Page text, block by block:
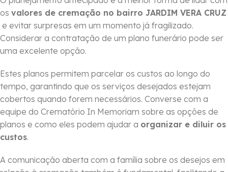
os valores de cremação no bairro JARDIM VERA CRUZ
e evitar surpresas em um momento já fragilizado.
Considerar a contratação de um plano funerário pode ser
uma excelente opção.
Estes planos permitem parcelar os custos ao longo do
tempo, garantindo que os serviços desejados estejam
cobertos quando forem necessários. Converse com a
equipe do Crematório In Memoriam sobre as opções de
planos e como eles podem ajudar a organizar e diluir os
custos.
A comunicação aberta com a família sobre os desejos em